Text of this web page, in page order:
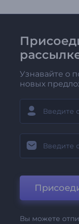
Узнавайте о
новых
Вы можете